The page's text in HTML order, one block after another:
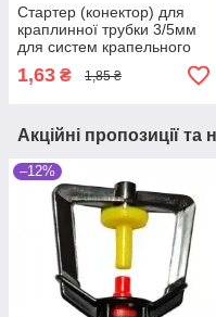
Стартер (конектор) для
краплинної трубки 3/5мм
для систем крапельного
поливу та мікрозрошення
рослин
1,63 ₴ 1,85 ₴
Акційні пропозиції та
–12%